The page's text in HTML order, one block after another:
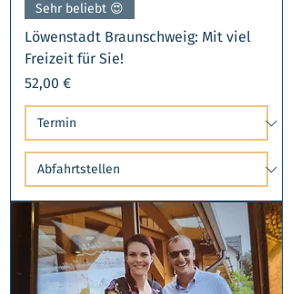
Sehr beliebt 😍​
Löwenstadt Braunschweig: Mit viel
Freizeit für Sie!
Preis
52,00 €